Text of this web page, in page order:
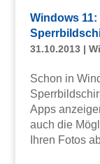
Windows
31.10.2013|
Schon in
Apps
auch die
Ihren Fotos